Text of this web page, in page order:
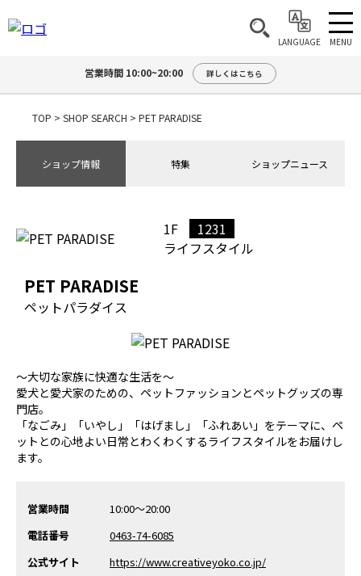
LANGUAGE MENU
営業時間 10:00~20:00 詳しくはこちら
TOP > SHOP SEARCH > PET PARADISE
ショップ情報 特集 ショップニュース
1F
1231
ライフスタイル
PET PARADISE
ペットパラダイス
～大切な家族に快適な生活を～
愛犬と愛犬家のための、ペットファッションとペットグッズの専
門店。
「なごみ」「いやし」「はげまし」「ふれあい」をテーマに、ペ
ットとの心地よい日常とわくわくするライフスタイルをお届けし
ます。
営業時間
10:00～20:00
電話番号
0463-74-6085
公式サイト
https://www.creativeyoko.co.jp/